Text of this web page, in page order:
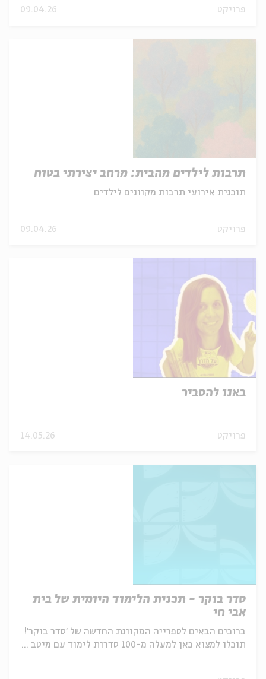
פרויקט 09.04.26
תרבות לילדים מהבית: מרחב יצירתי בטוח
תוכנית אירועי תרבות מקוונים לילדים
פרויקט 09.04.26
באנו להסביר
פרויקט 14.05.26
סדר בוקר - תכנית הלימוד היומית של בית
אבי חי
ברוכים הבאים לספרייה המקוונת החדשה של 'סדר בוקר'!
תוכלו למצוא כאן למעלה מ-100 סדרות לימוד עם מיטב ...